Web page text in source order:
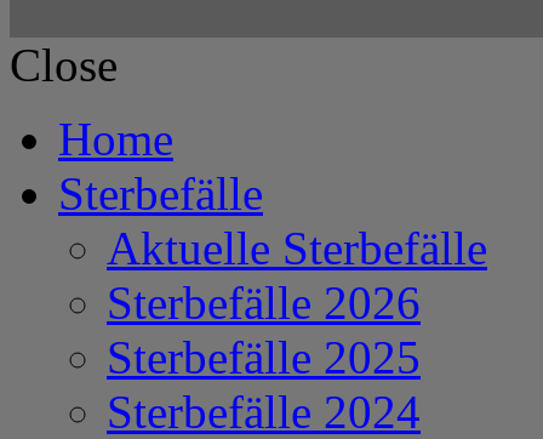
Close
Home
Sterbefälle
Aktuelle Sterbefälle
Sterbefälle 2026
Sterbefälle 2025
Sterbefälle 2024